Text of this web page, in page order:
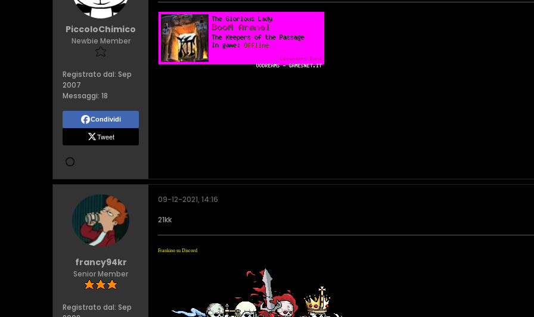
PiccoloChimico
Newbie Member
Registrato dal: Sep
2007
Messaggi: 18
Condividi
Tweet
francy94kr
Senior Member
Registrato dal: Sep
09-12-2021, 14:16
21kk
Frankino su Discord